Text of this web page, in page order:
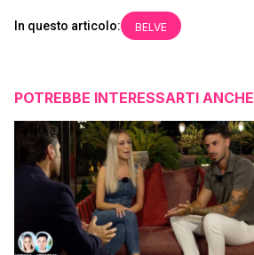
In questo articolo: BELVE
POTREBBE INTERESSARTI ANCHE